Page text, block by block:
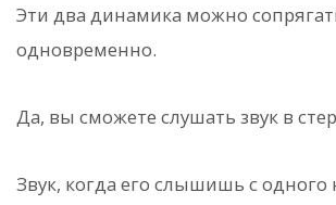
Эти два динамика можно
одновременно.
Да, вы сможете слушать звук в
Звук, когда его слышишь с одного